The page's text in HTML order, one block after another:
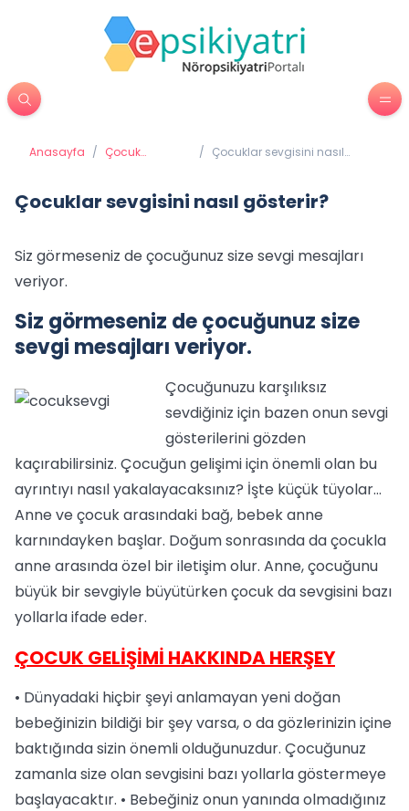
Anasayfa / Çocuk
/ Çocuklar sevgisini nasıl
Çocuklar sevgisini nasıl gösterir?
Siz görmeseniz de çocuğunuz size sevgi mesajları
veriyor.
Siz görmeseniz de çocuğunuz size
sevgi mesajları veriyor.
Çocuğunuzu karşılıksız
sevdiğiniz için bazen onun sevgi
gösterilerini gözden
kaçırabilirsiniz. Çocuğun gelişimi için önemli olan bu
ayrıntıyı nasıl yakalayacaksınız? İşte küçük tüyolar…
Anne ve çocuk arasındaki bağ, bebek anne
karnındayken başlar. Doğum sonrasında da çocukla
anne arasında özel bir iletişim olur. Anne, çocuğunu
büyük bir sevgiyle büyütürken çocuk da sevgisini bazı
yollarla ifade eder.
ÇOCUK GELİŞİMİ HAKKINDA HERŞEY
• Dünyadaki hiçbir şeyi anlamayan yeni doğan
bebeğinizin bildiği bir şey varsa, o da gözlerinizin içine
baktığında sizin önemli olduğunuzdur. Çocuğunuz
zamanla size olan sevgisini bazı yollarla göstermeye
başlayacaktır. • Bebeğiniz onun yanında olmadığınız